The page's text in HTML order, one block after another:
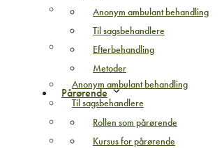
Anonym ambulant behandling
Til sagsbehandlere
Efterbehandling
Metoder
Pårørende
Rollen som pårørende
Kursus for pårørende
Hvordan kommer jeg ind på STIEN
med offentlig finansiering
Anonym døgnbehandling på
STIEN
Anonym ambulant behandling
Til sagsbehandlere
Efterbehandling
Metoder